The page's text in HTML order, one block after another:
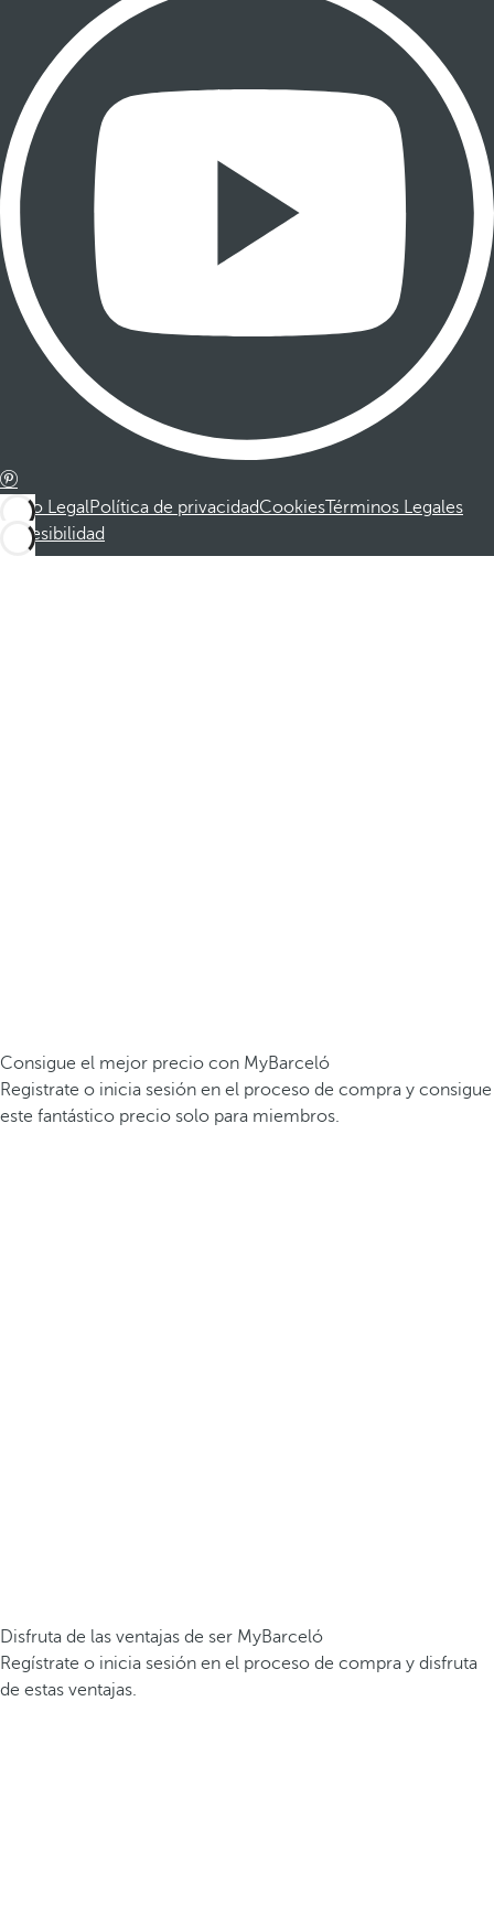
Aviso LegalPolítica de privacidadCookiesTérminos Legales
Accesibilidad
Consigue el mejor precio con MyBarceló
Registrate o inicia sesión en el proceso de compra y consigue
este fantástico precio solo para miembros.
Disfruta de las ventajas de ser MyBarceló
Regístrate o inicia sesión en el proceso de compra y disfruta
de estas ventajas.